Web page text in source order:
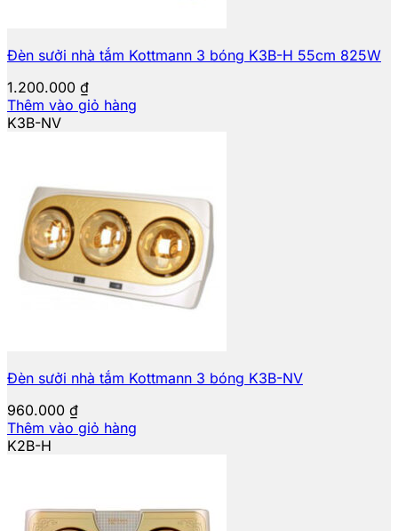
Đèn sưởi nhà tắm Kottmann 3 bóng K3B-H 55cm 825W
1.200.000 ₫
Thêm vào giỏ hàng
K3B-NV
Đèn sưởi nhà tắm Kottmann 3 bóng K3B-NV
960.000 ₫
Thêm vào giỏ hàng
K2B-H